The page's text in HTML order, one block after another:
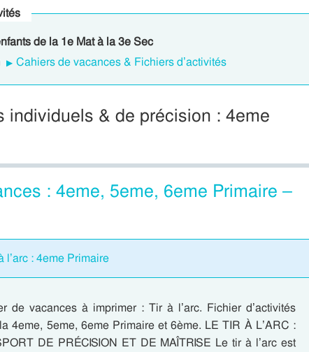
de la 1e Mat à la 3e Sec
Cahiers de vacances & Fichiers d’activités
individuels & de précision : 4eme
: 4eme, 5eme, 6eme Primaire –
: 4eme Primaire
de vacances à imprimer : Tir à l’arc. Fichier d’activités
4eme, 5eme, 6eme Primaire et 6ème. LE TIR À L’ARC :
DE PRÉCISION ET DE MAÎTRISE Le tir à l’arc est